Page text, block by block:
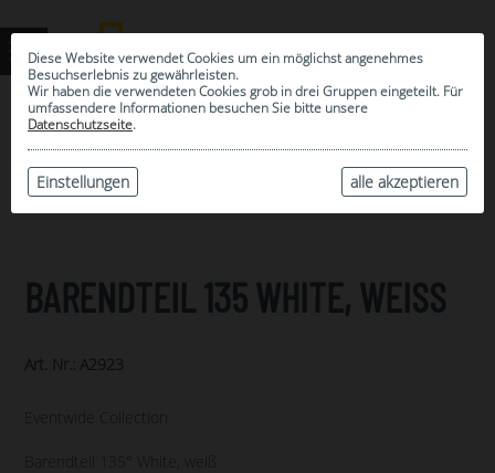
Diese Website verwendet Cookies um ein möglichst angenehmes
Besuchserlebnis zu gewährleisten.
Wir haben die verwendeten Cookies grob in drei Gruppen eingeteilt. Für
umfassendere Informationen besuchen Sie bitte unsere
Datenschutzseite.
alle akzeptieren
Einstellungen
ARCHIV
BARENDTEIL 135 WHITE, WEISS
Art. Nr.: A2923
Eventwide Collection
Barendteil 135° White, weiß